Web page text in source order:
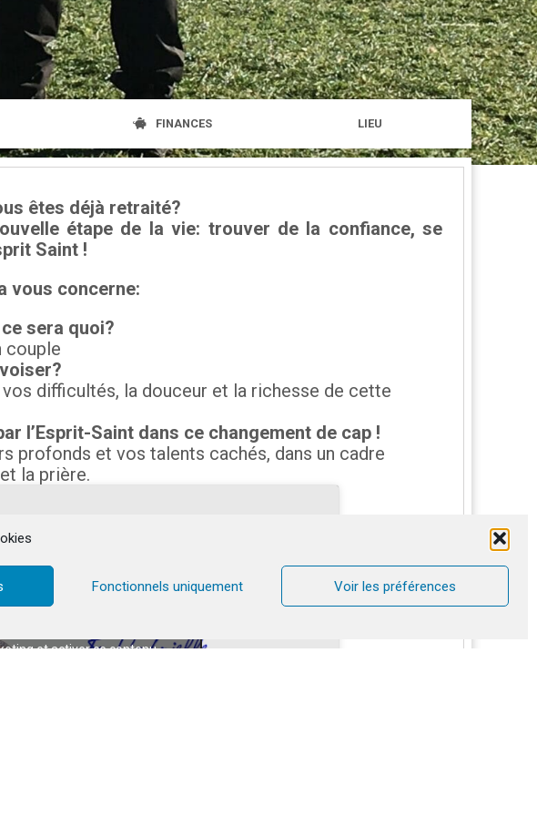
Fonctionnels uniquement Voir les préférences
FINANCES LIEU
êtes déjà retraité?
étape de la vie: trouver de la confiance, se
Saint !
vous concerne:
sera quoi?
couple
difficultés, la douceur et la richesse de cette
l’Esprit-Saint dans ce changement de cap !
profonds et vos talents cachés, dans un cadre
la prière.
et activer ce contenu